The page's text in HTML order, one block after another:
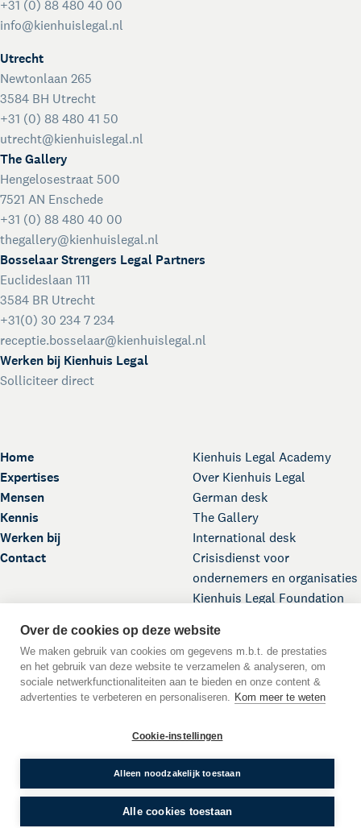
Taal:DEENNL
Home
Expertises
Mensen
Kennis
Werken bij
Contact
Kienhuis Legal Academy
Over Kienhuis Legal
German desk
The Gallery
International desk
Crisisdienst voor
ondernemers en organisaties
Kienhuis Legal Foundation
+31 (0) 88 480 40 00
info@kienhuislegal.nl
Utrecht
Newtonlaan 265
3584 BH Utrecht
+31 (0) 88 480 41 50
utrecht@kienhuislegal.nl
The Gallery
Hengelosestraat 500
7521 AN Enschede
+31 (0) 88 480 40 00
thegallery@kienhuislegal.nl
Bosselaar Strengers Legal Partners
Euclideslaan 111
3584 BR Utrecht
+31(0) 30 234 7 234
receptie.bosselaar@kienhuislegal.nl
Werken bij Kienhuis Legal
Solliciteer direct
© 2026 Kienhuis Legal
WWFTAlgemene VoorwaardenPrivacyverklaringCookies
CrisisdienstKlachten en Geschillen
Over de cookies op deze website
We maken gebruik van cookies om gegevens m.b.t. de prestaties
en het gebruik van deze website te verzamelen & analyseren, om
sociale netwerkfunctionaliteiten aan te bieden en onze content &
advertenties te verbeteren en personaliseren. Kom meer te weten
Cookie-instellingen
Alleen noodzakelijk toestaan
Alle cookies toestaan